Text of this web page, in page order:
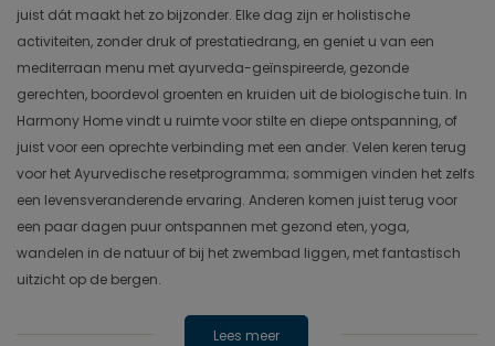
juist dát maakt het zo bijzonder. Elke dag zijn er holistische
activiteiten, zonder druk of prestatiedrang, en geniet u van een
mediterraan menu met ayurveda-geïnspireerde, gezonde
gerechten, boordevol groenten en kruiden uit de biologische tuin. In
Harmony Home vindt u ruimte voor stilte en diepe ontspanning, of
juist voor een oprechte verbinding met een ander. Velen keren terug
voor het Ayurvedische resetprogramma; sommigen vinden het zelfs
een levensveranderende ervaring. Anderen komen juist terug voor
een paar dagen puur ontspannen met gezond eten, yoga,
wandelen in de natuur of bij het zwembad liggen, met fantastisch
uitzicht op de bergen.
Lees meer